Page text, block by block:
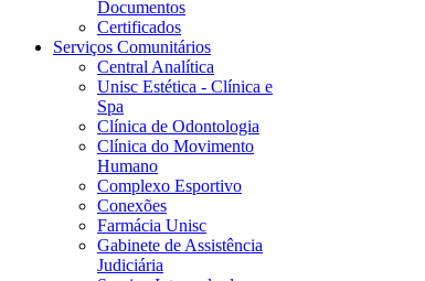
Documentos
Certificados
Serviços Comunitários
Central Analítica
Unisc Estética - Clínica e
Spa
Clínica de Odontologia
Clínica do Movimento
Humano
Complexo Esportivo
Conexões
Farmácia Unisc
Gabinete de Assistência
Judiciária